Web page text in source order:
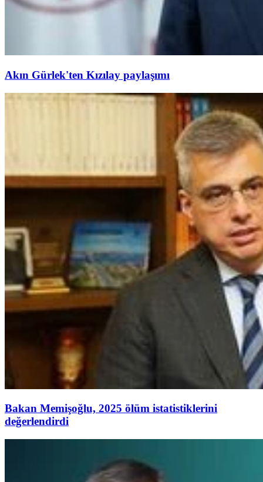
Akın Gürlek'ten Kızılay paylaşımı
Bakan Memişoğlu, 2025 ölüm istatistiklerini
değerlendirdi